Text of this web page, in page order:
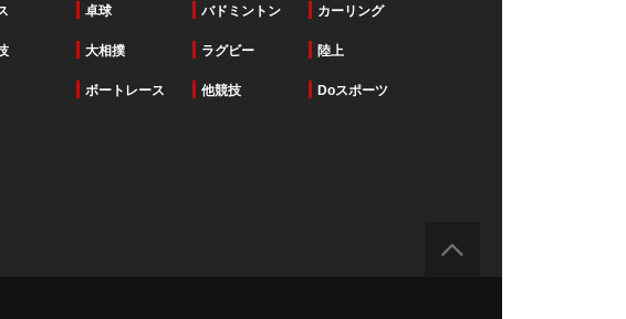
卓球 バドミントン カーリング
大相撲 ラグビー 陸上
ボートレース 他競技 Doスポーツ